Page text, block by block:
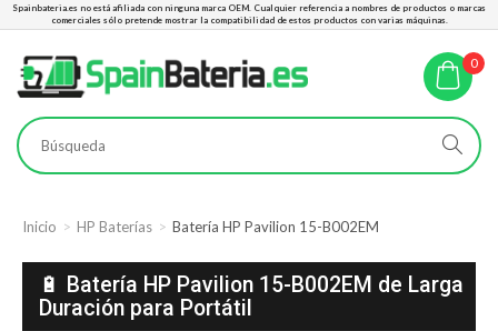
Spainbateria.es no está afiliada con ninguna marca OEM. Cualquier referencia a nombres de productos o marcas
comerciales sólo pretende mostrar la compatibilidad de estos productos con varias máquinas.
0
Inicio HP Baterías Batería HP Pavilion 15-B002EM
🔋 Batería HP Pavilion 15-B002EM de Larga
Duración para Portátil